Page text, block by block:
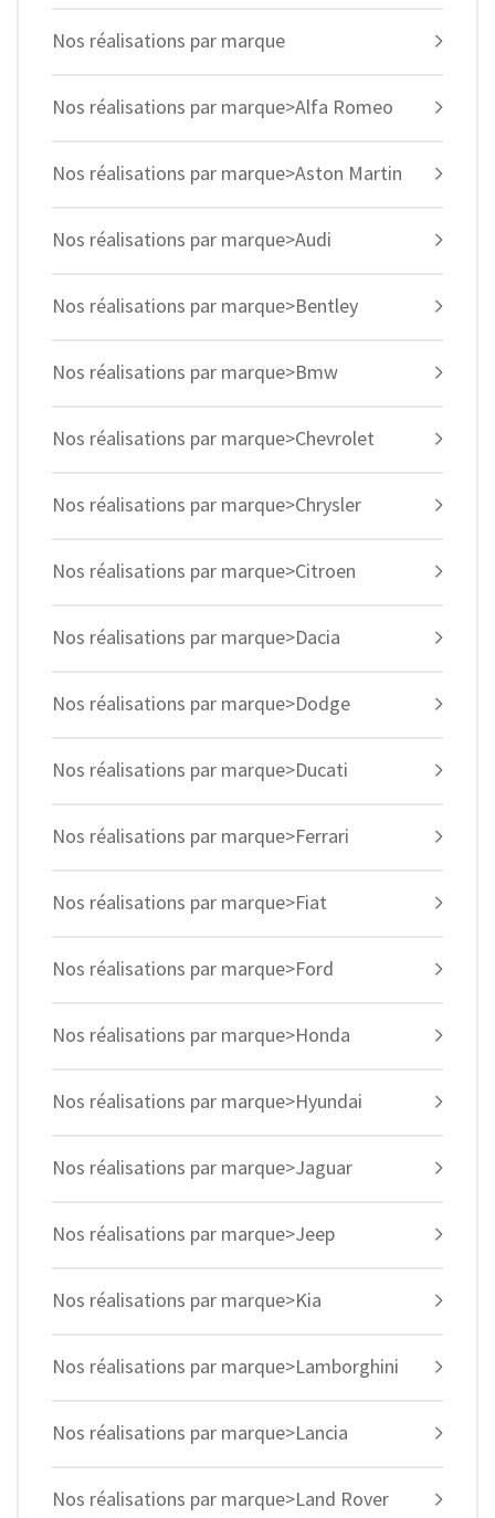
Nos réalisations par marque
Nos réalisations par marque>Alfa Romeo
Nos réalisations par marque>Aston Martin
Nos réalisations par marque>Audi
Nos réalisations par marque>Bentley
Nos réalisations par marque>Bmw
Nos réalisations par marque>Chevrolet
Nos réalisations par marque>Chrysler
Nos réalisations par marque>Citroen
Nos réalisations par marque>Dacia
Nos réalisations par marque>Dodge
Nos réalisations par marque>Ducati
Nos réalisations par marque>Ferrari
Nos réalisations par marque>Fiat
Nos réalisations par marque>Ford
Nos réalisations par marque>Honda
Nos réalisations par marque>Hyundai
Nos réalisations par marque>Jaguar
Nos réalisations par marque>Jeep
Nos réalisations par marque>Kia
Nos réalisations par marque>Lamborghini
Nos réalisations par marque>Lancia
Nos réalisations par marque>Land Rover